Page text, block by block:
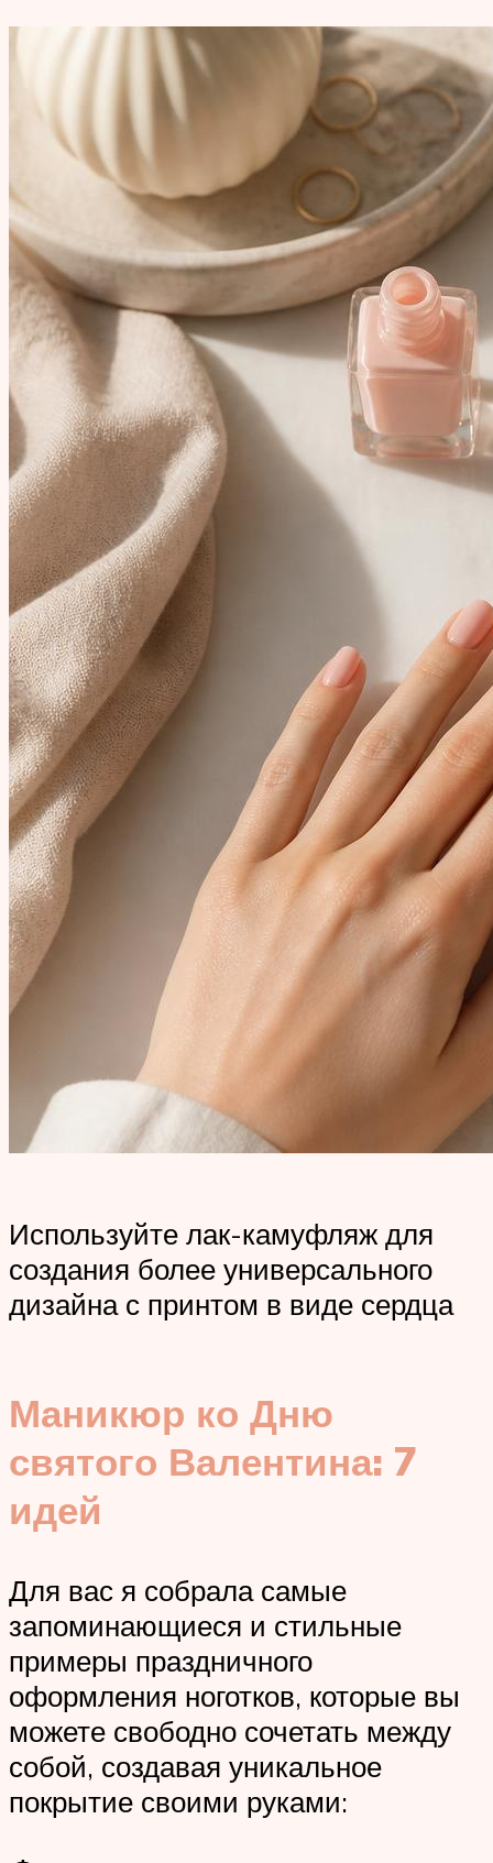
Используйте лак-камуфляж для
создания более универсального
дизайна с принтом в виде сердца
Маникюр ко Дню
святого Валентина: 7
идей
Для вас я собрала самые
запоминающиеся и стильные
примеры праздничного
оформления ноготков, которые вы
можете свободно сочетать между
собой, создавая уникальное
покрытие своими руками: